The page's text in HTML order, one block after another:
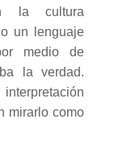
la cultura
un lenguaje
medio de
la verdad.
mirarlo como